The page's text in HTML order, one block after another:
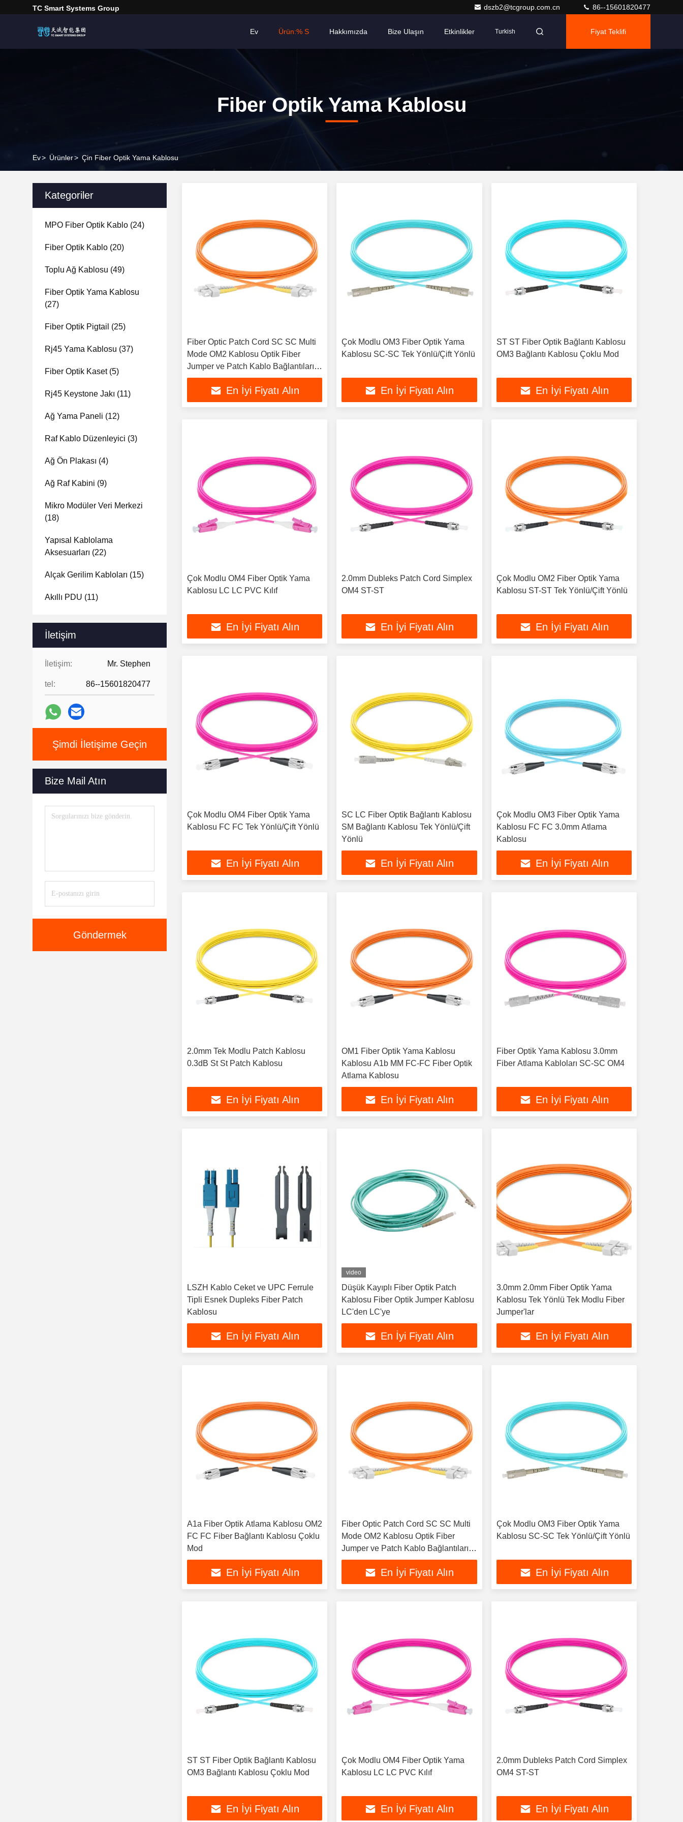
TC Smart Systems Group dszb2@tcgroup.com.cn 86--15601820477
Ev Ürün:% S Hakkımızda Bize Ulaşın Etkinlikler Turkish Fiyat Teklifi
Fiber Optik Yama Kablosu
Ev> Ürünler> Çin Fiber Optik Yama Kablosu
Kategoriler
MPO Fiber Optik Kablo (24)
Fiber Optik Kablo (20)
Toplu Ağ Kablosu (49)
Fiber Optik Yama Kablosu
(27)
Fiber Optik Pigtail (25)
Rj45 Yama Kablosu (37)
Fiber Optik Kaset(5)
Rj45 Keystone Jakı (11)
Ağ Yama Paneli (12)
Raf Kablo Düzenleyici (3)
Ağ Ön Plakası (4)
Ağ Raf Kabini (9)
Mikro Modüler Veri Merkezi
(18)
Yapısal Kablolama
Aksesuarları (22)
Alçak Gerilim Kabloları (15)
Akıllı PDU (11)
İletişim
İletişim: Mr. Stephen
tel: 86--15601820477
Şimdi İletişime Geçin
Bize Mail Atın
Göndermek
Fiber Optic Patch Cord SC SC Multi
Mode OM2 Kablosu Optik Fiber
Jumper ve Patch Kablo Bağlantıları
için Uygun
En İyi Fiyatı Alın
Çok Modlu OM3 Fiber Optik Yama
Kablosu SC-SC Tek Yönlü/Çift Yönlü
En İyi Fiyatı Alın
ST ST Fiber Optik Bağlantı Kablosu
OM3 Bağlantı Kablosu Çoklu Mod
En İyi Fiyatı Alın
Çok Modlu OM4 Fiber Optik Yama
Kablosu LC LC PVC Kılıf
En İyi Fiyatı Alın
2.0mm Dubleks Patch Cord Simplex
OM4 ST-ST
En İyi Fiyatı Alın
Çok Modlu OM2 Fiber Optik Yama
Kablosu ST-ST Tek Yönlü/Çift Yönlü
En İyi Fiyatı Alın
Çok Modlu OM4 Fiber Optik Yama
Kablosu FC FC Tek Yönlü/Çift Yönlü
En İyi Fiyatı Alın
SC LC Fiber Optik Bağlantı Kablosu
SM Bağlantı Kablosu Tek Yönlü/Çift
Yönlü
En İyi Fiyatı Alın
Çok Modlu OM3 Fiber Optik Yama
Kablosu FC FC 3.0mm Atlama
Kablosu
En İyi Fiyatı Alın
2.0mm Tek Modlu Patch Kablosu
0.3dB St St Patch Kablosu
En İyi Fiyatı Alın
OM1 Fiber Optik Yama Kablosu
Kablosu A1b MM FC-FC Fiber Optik
Atlama Kablosu
En İyi Fiyatı Alın
Fiber Optik Yama Kablosu 3.0mm
Fiber Atlama Kabloları SC-SC OM4
En İyi Fiyatı Alın
LSZH Kablo Ceket ve UPC Ferrule
Tipli Esnek Dupleks Fiber Patch
Kablosu
En İyi Fiyatı Alın
video
Düşük Kayıplı Fiber Optik Patch
Kablosu Fiber Optik Jumper Kablosu
LC'den LC'ye
En İyi Fiyatı Alın
3.0mm 2.0mm Fiber Optik Yama
Kablosu Tek Yönlü Tek Modlu Fiber
Jumper'lar
En İyi Fiyatı Alın
A1a Fiber Optik Atlama Kablosu OM2
FC FC Fiber Bağlantı Kablosu Çoklu
Mod
En İyi Fiyatı Alın
Fiber Optic Patch Cord SC SC Multi
Mode OM2 Kablosu Optik Fiber
Jumper ve Patch Kablo Bağlantıları
için Uygun
En İyi Fiyatı Alın
Çok Modlu OM3 Fiber Optik Yama
Kablosu SC-SC Tek Yönlü/Çift Yönlü
En İyi Fiyatı Alın
ST ST Fiber Optik Bağlantı Kablosu
OM3 Bağlantı Kablosu Çoklu Mod
En İyi Fiyatı Alın
Çok Modlu OM4 Fiber Optik Yama
Kablosu LC LC PVC Kılıf
En İyi Fiyatı Alın
2.0mm Dubleks Patch Cord Simplex
OM4 ST-ST
En İyi Fiyatı Alın